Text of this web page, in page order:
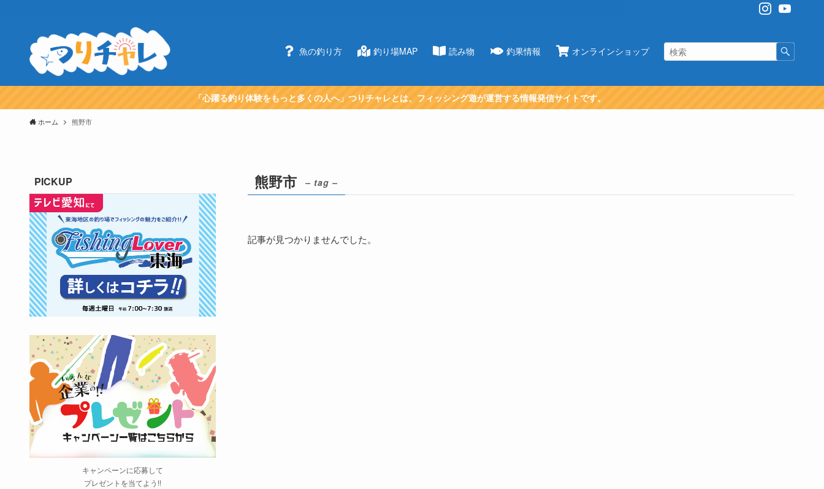
魚の釣り方 釣り場MAP 読み物 釣果情報 オンラインショップ
「心躍る釣り体験をもっと多くの人へ」つりチャレとは、フィッシング遊が運営する情報発信サイトです。
ホーム 熊野市
熊野市 – tag –
記事が見つかりませんでした。
PICKUP
キャンペーンに応募して
プレゼントを当てよう!!